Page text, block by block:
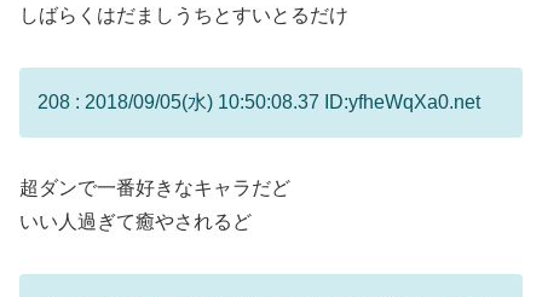
しばらくはだましうちとすいとるだけ
208 : 2018/09/05(水) 10:50:08.37 ID:yfheWqXa0.net
超ダンで一番好きなキャラだど
いい人過ぎて癒やされるど